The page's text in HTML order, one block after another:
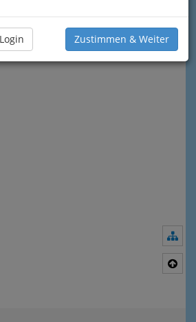
Login Zustimmen & Weiter
Meine Nachricht senden